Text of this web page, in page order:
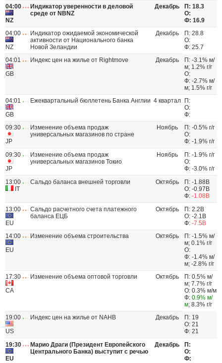
04:00
NZ
Индикатор уверенности в деловой
среде от NBNZ
Декабрь
П: 18.3
О:
Ф: 16.9
04:00
NZ
Индикатор ожидаемой экономической
активности от Национального банка
Новой Зеландии
Декабрь
П: 28.8
О:
Ф: 25.7
04:01
GB
Индекс цен на жилье от Rightmove Декабрь
П: -3.1% м/
м; 1.2% г/г
О:
Ф: -2.7% м/
м; 1.5% г/г
04:01
GB
Ежеквартальный бюллетень Банка Англии 4 квартал
П:
О:
Ф:
09:30
JP
Изменение объема продаж
универсальных магазинов по стране
Ноябрь
П: -0.5% г/г
О:
Ф: -1.9% г/г
09:30
JP
Изменение объема продаж
универсальных магазинов Токио
Ноябрь
П: -1.9% г/г
О:
Ф: -3.0% г/г
13:00
IT
Сальдо баланса внешней торговли Октябрь
П: -1.88B
О: -0.97B
Ф: -1.08B
13:00
EU
Сальдо расчетного счета платежного
баланса ЕЦБ
Октябрь
П: 2.2B
О: -2.1B
Ф: -7.5B
14:00
EU
Изменение объема строительства Октябрь
П: -1.5% м/
м; 0.1% г/г
О:
Ф: -1.4% м/
м; -2.8% г/г
17:30
CA
Изменение объема оптовой торговли Октябрь
П: 0.5% м/
м; 7.7% г/г
О: 0.3% м/м
Ф: 0.9% м/
м; 8.3% г/г
19:00
US
Индекс цен на жилье от NAHB Декабрь
П: 19
О: 21
Ф: 21
19:30
EU
Марио Драги (Президент Европейского
Центрального Банка) выступит с речью
Декабрь
П:
О:
Ф: